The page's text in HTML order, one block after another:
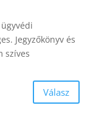
Jegyzőkönyv és
szíves
Válasz